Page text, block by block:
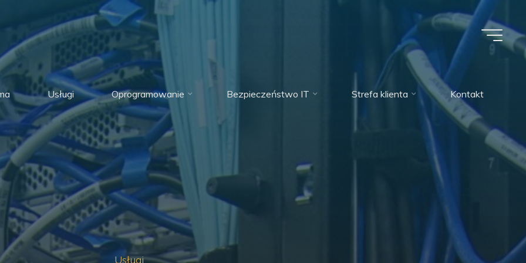
Usługi Oprogramowanie Bezpieczeństwo IT Strefa klienta Kontakt
Usługi